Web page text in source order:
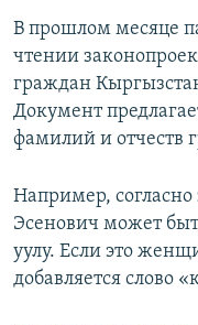
В прошлом месяце
чтении
граждан
Документ
фамилий и отчеств
Например, согласно
Эсенович может
уулу. Если это
добавляется слово